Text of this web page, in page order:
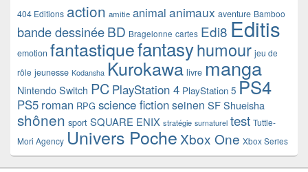
404 Editions action amitie animal animaux aventure Bamboo
bande dessinéeBD Bragelonne cartes Edi8 Editis
emotion fantastiquefantasyhumour jeu de
rôle jeunesse Kodansha Kurokawa livre manga
Nintendo Switch PC PlayStation 4 PlayStation 5 PS4
PS5 roman RPG science fictionseinen SF Shueisha
shônen sport SQUARE ENIX stratégie surnaturel test Tuttle-
Mori Agency Univers Poche Xbox One Xbox Series